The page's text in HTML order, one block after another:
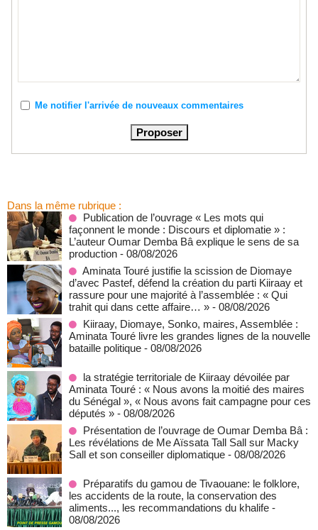
Me notifier l'arrivée de nouveaux commentaires
Dans la même rubrique :
Publication de l’ouvrage « Les mots qui
façonnent le monde : Discours et diplomatie » :
L’auteur Oumar Demba Bâ explique le sens de sa
production - 08/08/2026
Aminata Touré justifie la scission de Diomaye
d’avec Pastef, défend la création du parti Kiiraay et
rassure pour une majorité à l’assemblée : « Qui
trahit qui dans cette affaire… » - 08/08/2026
Kiiraay, Diomaye, Sonko, maires, Assemblée :
Aminata Touré livre les grandes lignes de la nouvelle
bataille politique - 08/08/2026
la stratégie territoriale de Kiiraay dévoilée par
Aminata Touré : « Nous avons la moitié des maires
du Sénégal », « Nous avons fait campagne pour ces
députés » - 08/08/2026
Présentation de l’ouvrage de Oumar Demba Bâ :
Les révélations de Me Aïssata Tall Sall sur Macky
Sall et son conseiller diplomatique - 08/08/2026
Préparatifs du gamou de Tivaouane: le folklore,
les accidents de la route, la conservation des
aliments..., les recommandations du khalife -
08/08/2026